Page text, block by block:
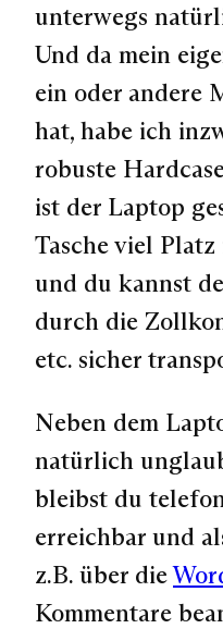
unterwegs
Und da mein
ein oder andere
hat, habe ich
robuste
ist der Laptop
Tasche viel
und du kannst
durch die
etc. sicher
Neben dem
natürlich
bleibst du
erreichbar und
z.B. über die
Kommentare